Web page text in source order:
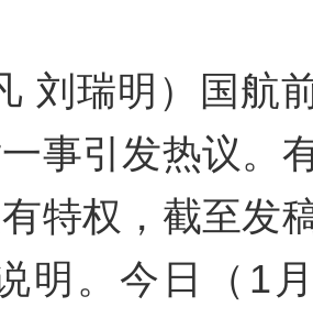
刘瑞明）国航
事引发热议。
特权，截至发
明。今日（1